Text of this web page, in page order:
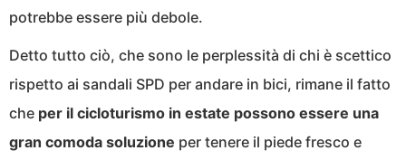
potrebbe essere più debole.
Detto tutto ciò, che sono le perplessità di chi è scettico
rispetto ai sandali SPD per andare in bici, rimane il fatto
che per il cicloturismo in estate possono essere una
gran comoda soluzione per tenere il piede fresco e